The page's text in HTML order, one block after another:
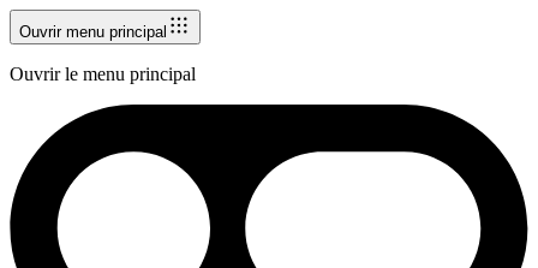
Ouvrir menu principal
Ouvrir le menu principal